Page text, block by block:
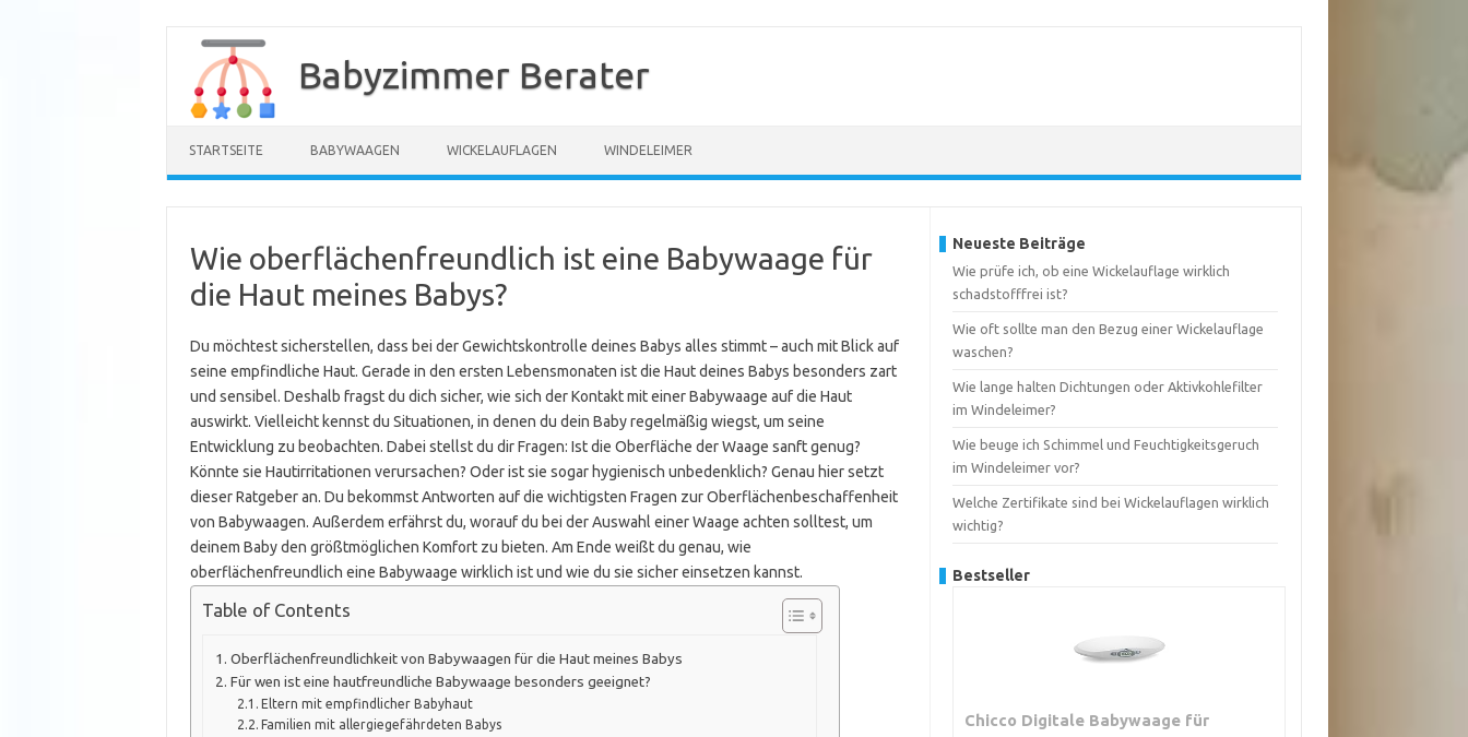
Inhalt
springen
Babyzimmer Berater
STARTSEITE BABYWAAGEN WICKELAUFLAGEN WINDELEIMER
Wie oberflächenfreundlich ist eine Babywaage für
die Haut meines Babys?
Du möchtest sicherstellen, dass bei der Gewichtskontrolle deines Babys alles stimmt – auch mit Blick auf
seine empfindliche Haut. Gerade in den ersten Lebensmonaten ist die Haut deines Babys besonders zart
und sensibel. Deshalb fragst du dich sicher, wie sich der Kontakt mit einer Babywaage auf die Haut
auswirkt. Vielleicht kennst du Situationen, in denen du dein Baby regelmäßig wiegst, um seine
Entwicklung zu beobachten. Dabei stellst du dir Fragen: Ist die Oberfläche der Waage sanft genug?
Könnte sie Hautirritationen verursachen? Oder ist sie sogar hygienisch unbedenklich? Genau hier setzt
dieser Ratgeber an. Du bekommst Antworten auf die wichtigsten Fragen zur Oberflächenbeschaffenheit
von Babywaagen. Außerdem erfährst du, worauf du bei der Auswahl einer Waage achten solltest, um
deinem Baby den größtmöglichen Komfort zu bieten. Am Ende weißt du genau, wie
oberflächenfreundlich eine Babywaage wirklich ist und wie du sie sicher einsetzen kannst.
Table of Contents
Oberflächenfreundlichkeit von Babywaagen für die Haut meines Babys
Für wen ist eine hautfreundliche Babywaage besonders geeignet?
Eltern mit empfindlicher Babyhaut
Familien mit allergiegefährdeten Babys
Neueste Beiträge
Wie prüfe ich, ob eine Wickelauflage wirklich
schadstofffrei ist?
Wie oft sollte man den Bezug einer Wickelauflage
waschen?
Wie lange halten Dichtungen oder Aktivkohlefilter
im Windeleimer?
Wie beuge ich Schimmel und Feuchtigkeitsgeruch
im Windeleimer vor?
Welche Zertifikate sind bei Wickelauflagen wirklich
wichtig?
Bestseller
Chicco Digitale Babywaage für